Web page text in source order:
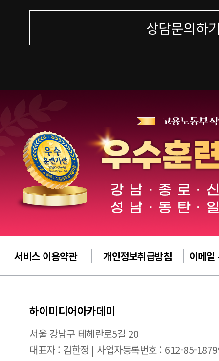
상담문의하
서비스 이용약관 개인정보취급방침 이메일
하이미디어아카데미
서울 강남구 테헤란로5길 20
대표자 : 김한정 | 사업자등록번호 : 612-85-